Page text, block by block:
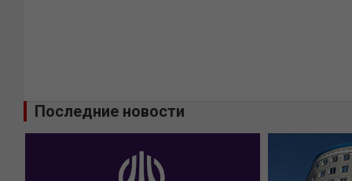
Последние новости